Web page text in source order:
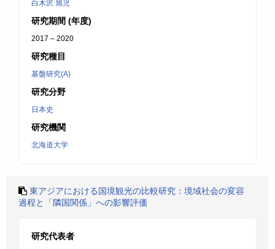
白木沢 旭児
研究期間 (年度)
2017 – 2020
研究種目
基盤研究(A)
研究分野
日本史
研究機関
北海道大学
東アジアにおける国境観光の比較研究：境域社会の変容
過程と「隣国関係」への影響評価
研究代表者